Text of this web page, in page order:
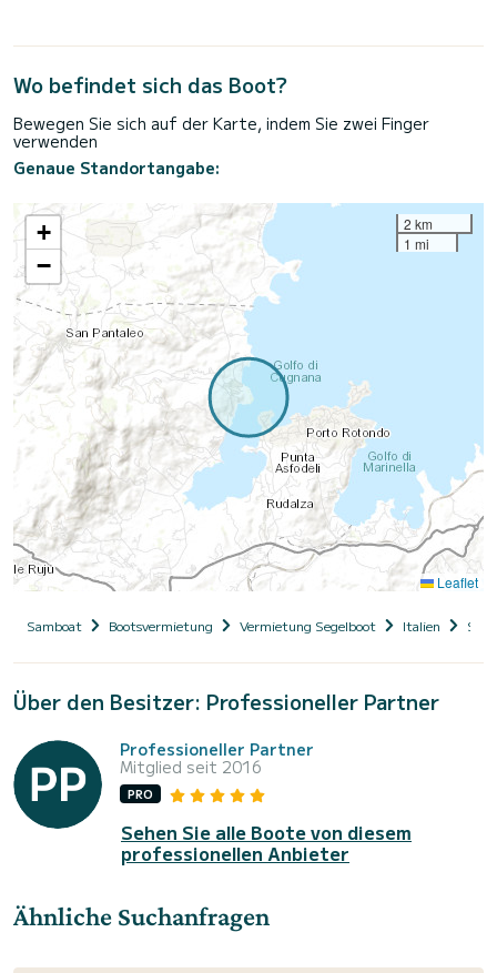
Wo befindet sich das Boot?
Bewegen Sie sich auf der Karte, indem Sie zwei Finger
verwenden
Genaue Standortangabe:
+
−
2 km
1 mi
Leaflet
Samboat Bootsvermietung Vermietung Segelboot Italien
Über den Besitzer: Professioneller Partner
Professioneller Partner
Mitglied seit 2016
PRO
Sehen Sie alle Boote von diesem
professionellen Anbieter
Ähnliche Suchanfragen